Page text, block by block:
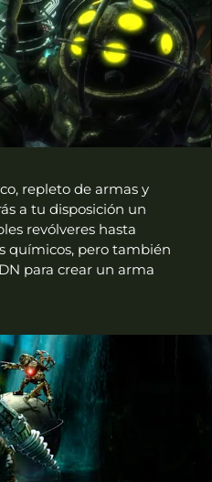
repleto de armas y
a tu disposición un
revólveres hasta
químicos, pero también
para crear un arma